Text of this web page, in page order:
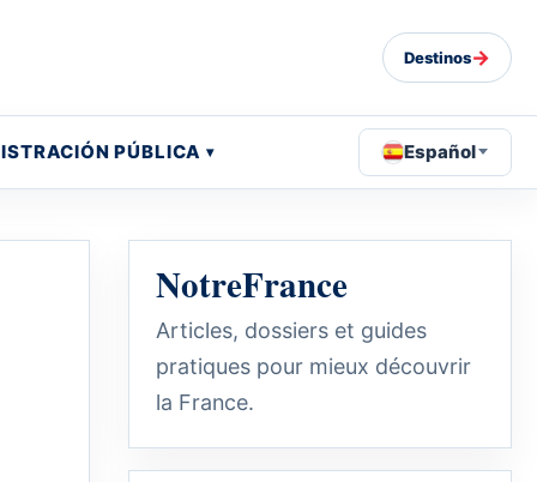
Destinos→
PÚBLICA Español
NotreFrance
Articles, dossiers et guides
pratiques pour mieux découvrir
la France.